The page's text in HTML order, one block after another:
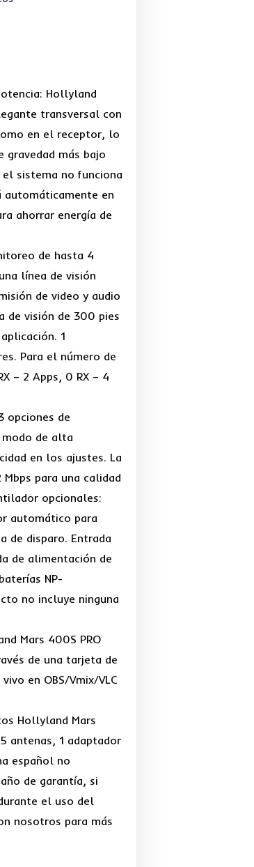
Hollyland
transversal con
en el receptor, lo
gravedad más bajo
sistema no funciona
automáticamente en
ahorrar energía de
de hasta 4
línea de visión
de video y audio
de visión de 300 pies
1
Para el número de
– 2 Apps, 0 RX – 4
opciones de
modo de alta
en los ajustes. La
para una calidad
opcionales:
automático para
de disparo. Entrada
de alimentación de
NP-
no incluye ninguna
Mars 400S PRO
de una tarjeta de
en OBS/Vmix/VLC
Hollyland Mars
antenas, 1 adaptador
español no
de garantía, si
el uso del
nosotros para más